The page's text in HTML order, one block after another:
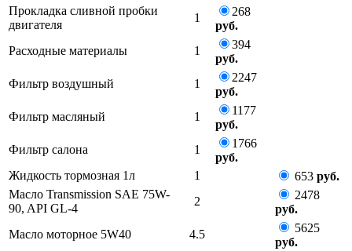
Прокладка сливной пробки
двигателя
1
268
руб.
Расходные материалы
1
394
руб.
Фильтр воздушный
1
2247
руб.
Фильтр масляный
1
1177
руб.
Фильтр салона
1
1766
руб.
Жидкость тормозная 1л
1 653 руб.
Масло Transmission SAE 75W-
90, API GL-4
2
2478
руб.
Масло моторное 5W40
4.5
5625
руб.